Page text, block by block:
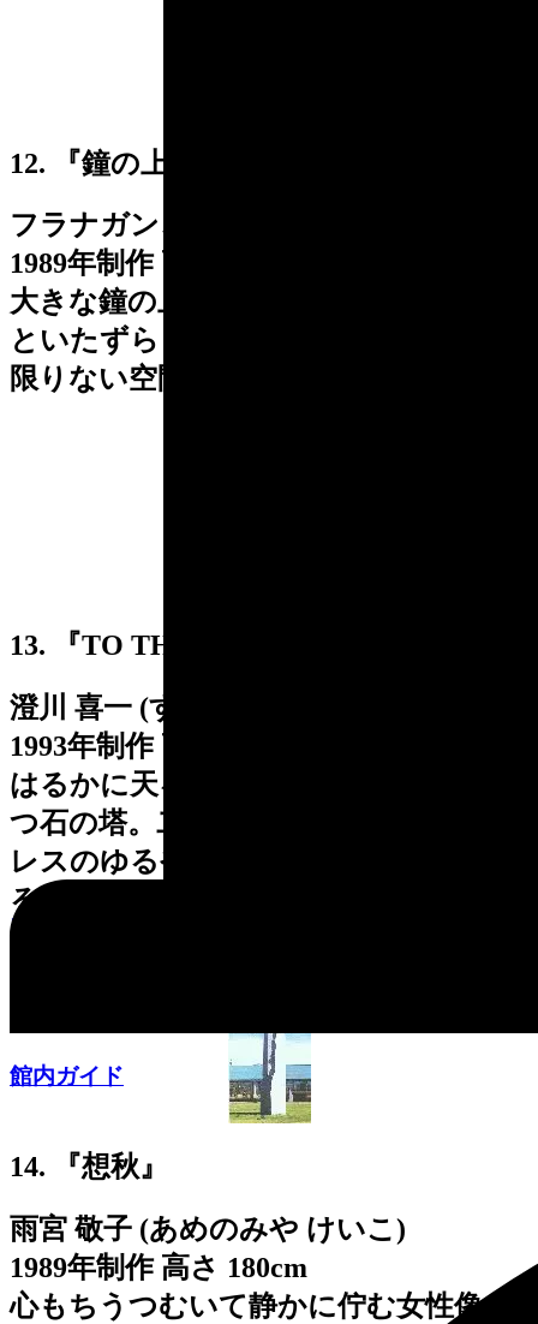
アクセス
館内ガイド
12. 『鐘の上で飛び跳ねる野兎』
フラナガン、バリー
1989年制作 高さ 228.6cm
大きな鐘の上で、優雅にそしてちょっ
といたずらっぽくとびはねる野兎は、
限りない空間への案内人のようです。
13. 『TO THE SKY』
澄川 喜一 (すみかわ きいち)
1993年制作 高さ 1000cm
はるかに天をつくかのようにそびえ立
つ石の塔。二つの方向に伸びたステン
レスのゆるやかな流れは、無限に広が
る生の営みを思わせます。
14. 『想秋』
雨宮 敬子 (あめのみや けいこ)
1989年制作 高さ 180cm
心もちうつむいて静かに佇む女性像。